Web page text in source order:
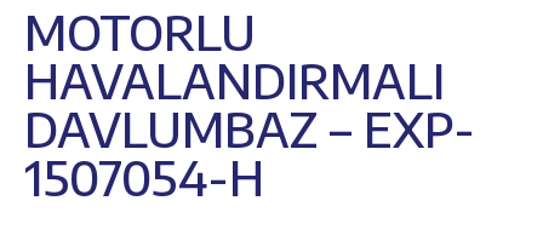
MOTORLU
HAVALANDIRMALI
DAVLUMBAZ – EXP-
1507054-H